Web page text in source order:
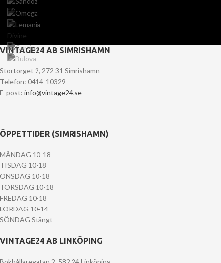
Divine
VINTAGE24 AB SIMRISHAMN
Stortorget 2, 272 31 Simrishamn
Telefon: 0414-10329
E-post: info@vintage24.se
ÖPPETTIDER (SIMRISHAMN)
MÅNDAG 10-18
TISDAG 10-18
ONSDAG 10-18
TORSDAG 10-18
FREDAG 10-18
LÖRDAG 10-14
SÖNDAG Stängt
VINTAGE24 AB LINKÖPING